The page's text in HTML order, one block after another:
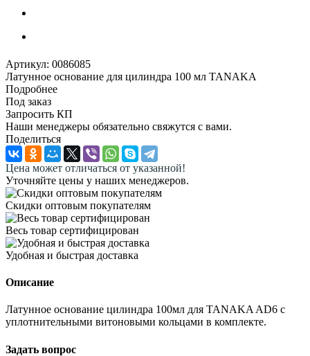
Артикул: 0086085
Латунное основание для цилиндра 100 мл TANAKA
Подробнее
Под заказ
Запросить КП
Наши менеджеры обязательно свяжутся с вами.
Поделиться
Цена может отличаться от указанной!
Уточняйте цены у наших менеджеров.
Скидки оптовым покупателям
Весь товар сертифицирован
Удобная и быстрая доставка
Описание
Латунное основание цилиндра 100мл для TANAKA AD6 с
уплотнительными витоновыми кольцами в комплекте.
Задать вопрос